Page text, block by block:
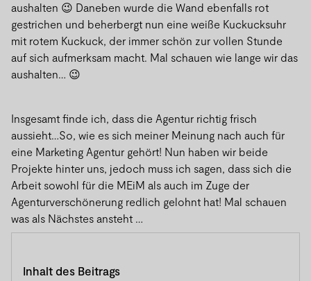
aushalten 😉 Daneben wurde die Wand ebenfalls rot
gestrichen und beherbergt nun eine weiße Kuckucksuhr
mit rotem Kuckuck, der immer schön zur vollen Stunde
auf sich aufmerksam macht. Mal schauen wie lange wir das
aushalten… 😉
Insgesamt finde ich, dass die Agentur richtig frisch
aussieht…So, wie es sich meiner Meinung nach auch für
eine Marketing Agentur gehört! Nun haben wir beide
Projekte hinter uns, jedoch muss ich sagen, dass sich die
Arbeit sowohl für die MEiM als auch im Zuge der
Agenturverschönerung redlich gelohnt hat! Mal schauen
was als Nächstes ansteht …
Inhalt des Beitrags